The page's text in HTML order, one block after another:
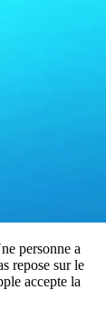
personne a
repose sur le
accepte la